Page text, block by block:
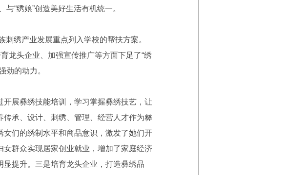
“绣娘”创造美好生活有机统一。
绣产业发展重点列入学校的帮扶方案。
龙头企业、加强宣传推广等方面下足了“绣
劲的动力。
展彝绣技能培训，学习掌握彝绣技艺，让
承、设计、刺绣、管理、经营人才作为彝
们的绣制水平和商品意识，激发了她们开
群众实现居家创业就业，增加了家庭经济
提升。三是培育龙头企业，打造彝绣品